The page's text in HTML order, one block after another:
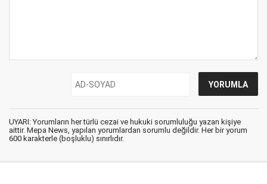
UYARI: Yorumların her türlü cezai ve hukuki sorumluluğu yazan kişiye
aittir. Mepa News, yapılan yorumlardan sorumlu değildir. Her bir yorum
600 karakterle (boşluklu) sınırlıdır.